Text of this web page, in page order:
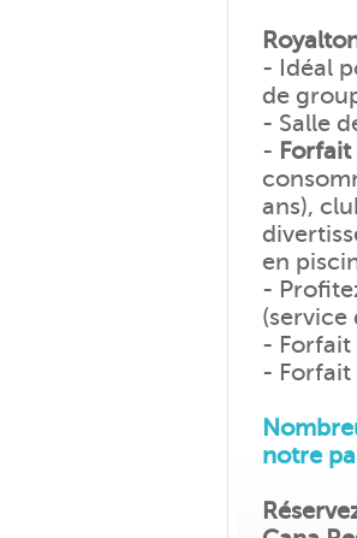
- Idéal
de
- Salle
-
ans),
en
-
(service
- Forfait
- Forfait
notre